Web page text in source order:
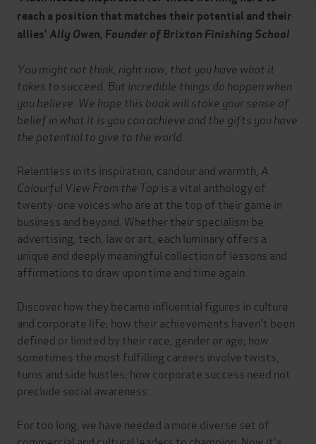
reach a position that matches their potential and their
allies'Ally Owen, Founder of Brixton Finishing School
You might not think, right now, that you have what it
takes to succeed. But incredible things do happen when
you believe. We hope this book will stoke your sense of
belief in what it is you can achieve and the gifts you have
the potential to give to the world.
Relentless in its inspiration, candour and warmth, A
Colourful View From the Top is a vital anthology of
twenty-one voices who are at the top of their game in
business and beyond. Whether their specialism be
advertising, tech, law or art, each luminary offers a
unique and deeply meaningful collection of lessons and
affirmations to draw upon time and time again.
Discover how they became influential figures in culture
and corporate life; how their achievements haven't been
defined or limited by their race, gender or age; how
sometimes the most fulfilling careers involve twists,
turns and side hustles; how corporate success need not
preclude social awareness.
For too long, we have needed a more diverse set of